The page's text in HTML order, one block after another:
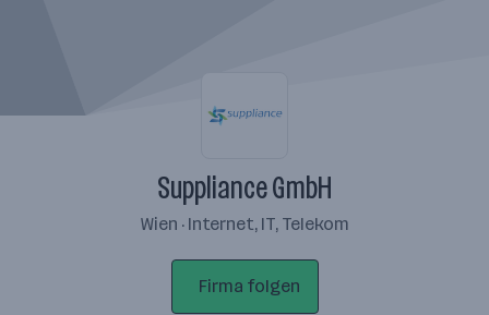
Suppliance GmbH
Wien · Internet, IT, Telekom
Firma folgen